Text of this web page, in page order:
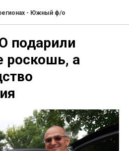
- Южный ф/о
подарили
роскошь, а